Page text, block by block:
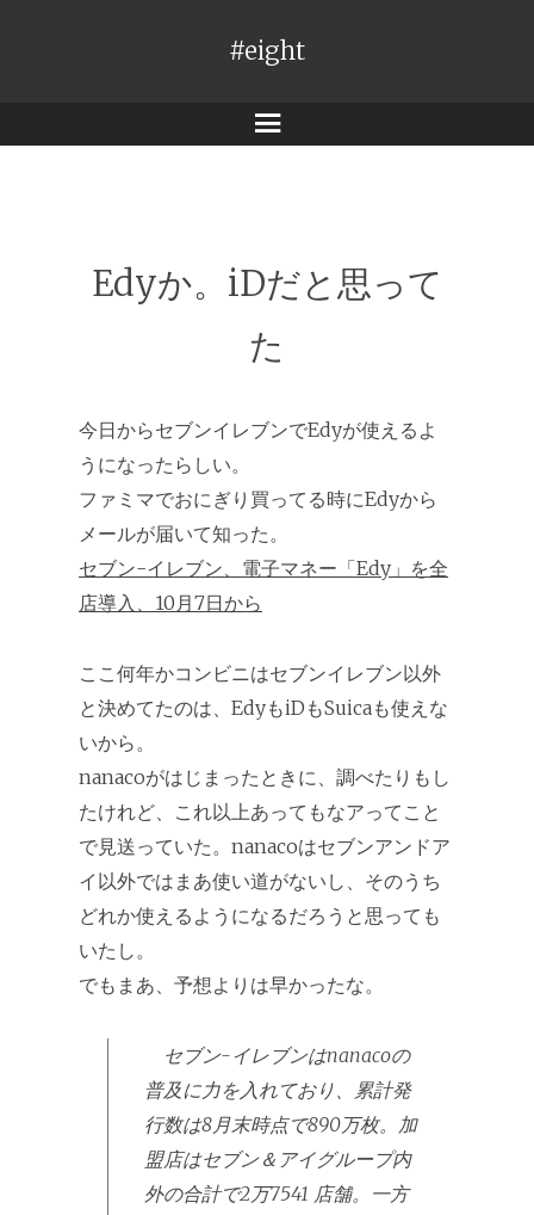
#eight
メ
Edyか。iDだと思って
た
今日からセブンイレブンでEdyが使えるよ
うになったらしい。
ファミマでおにぎり買ってる時にEdyから
メールが届いて知った。
セブン-イレブン、電子マネー「Edy」を全
店導入、10月7日から
ここ何年かコンビニはセブンイレブン以外
と決めてたのは、EdyもiDもSuicaも使えな
いから。
nanacoがはじまったときに、調べたりもし
たけれど、これ以上あってもなアってこと
で見送っていた。nanacoはセブンアンドア
イ以外ではまあ使い道がないし、そのうち
どれか使えるようになるだろうと思っても
いたし。
でもまあ、予想よりは早かったな。
セブン-イレブンはnanacoの
普及に力を入れており、累計発
行数は8月末時点で890万枚。加
盟店はセブン＆アイグループ内
外の合計で2万7541 店舗。一方